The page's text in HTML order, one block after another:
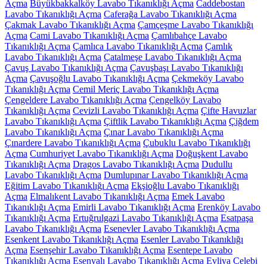
Açma Büyükbakkalköy Lavabo Tıkanıklığı Açma Caddebostan
Lavabo Tıkanıklığı Açma Caferağa Lavabo Tıkanıklığı Açma
Çakmak Lavabo Tıkanıklığı Açma Çamçeşme Lavabo Tıkanıklığı
Açma Cami Lavabo Tıkanıklığı Açma Çamlıbahçe Lavabo
Tıkanıklığı Açma Çamlıca Lavabo Tıkanıklığı Açma Çamlık
Lavabo Tıkanıklığı Açma Çatalmeşe Lavabo Tıkanıklığı Açma
Çavuş Lavabo Tıkanıklığı Açma Çavuşbaşı Lavabo Tıkanıklığı
Açma Çavuşoğlu Lavabo Tıkanıklığı Açma Çekmeköy Lavabo
Tıkanıklığı Açma Cemil Meriç Lavabo Tıkanıklığı Açma
Çengeldere Lavabo Tıkanıklığı Açma Çengelköy Lavabo
Tıkanıklığı Açma Cevizli Lavabo Tıkanıklığı Açma Çifte Havuzlar
Lavabo Tıkanıklığı Açma Çiftlik Lavabo Tıkanıklığı Açma Çiğdem
Lavabo Tıkanıklığı Açma Çınar Lavabo Tıkanıklığı Açma
Çınardere Lavabo Tıkanıklığı Açma Çubuklu Lavabo Tıkanıklığı
Açma Cumhuriyet Lavabo Tıkanıklığı Açma Doğuşkent Lavabo
Tıkanıklığı Açma Dragos Lavabo Tıkanıklığı Açma Dudullu
Lavabo Tıkanıklığı Açma Dumlupınar Lavabo Tıkanıklığı Açma
Eğitim Lavabo Tıkanıklığı Açma Ekşioğlu Lavabo Tıkanıklığı
Açma Elmalıkent Lavabo Tıkanıklığı Açma Emek Lavabo
Tıkanıklığı Açma Emirli Lavabo Tıkanıklığı Açma Erenköy Lavabo
Tıkanıklığı Açma Ertuğrulgazi Lavabo Tıkanıklığı Açma Esatpaşa
Lavabo Tıkanıklığı Açma Esenevler Lavabo Tıkanıklığı Açma
Esenkent Lavabo Tıkanıklığı Açma Esenler Lavabo Tıkanıklığı
Açma Esenşehir Lavabo Tıkanıklığı Açma Esentepe Lavabo
Tıkanıklığı Açma Esenyalı Lavabo Tıkanıklığı Açma Evliya Çelebi